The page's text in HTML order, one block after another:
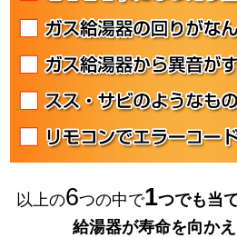
以上の6つの中で1つでも当
給湯器が寿命を向か